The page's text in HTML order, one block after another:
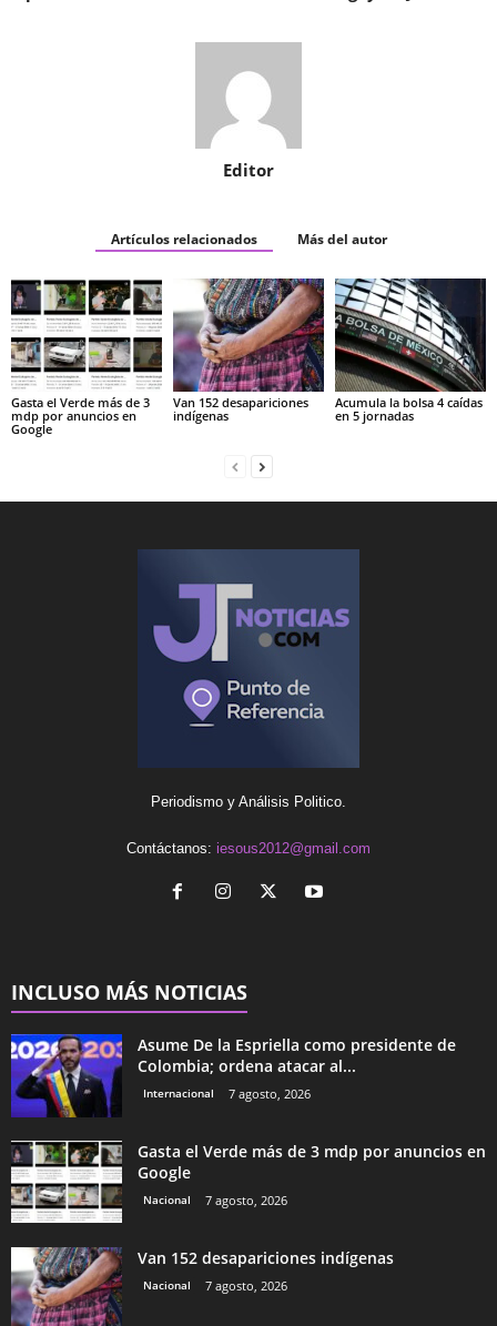
Editor
Artículos relacionados Más del autor
Gasta el Verde más de 3
mdp por anuncios en
Google
Van 152 desapariciones
indígenas
Acumula la bolsa 4 caídas
en 5 jornadas
Periodismo y Análisis Politico.
Contáctanos: iesous2012@gmail.com
INCLUSO MÁS NOTICIAS
Asume De la Espriella como presidente de
Colombia; ordena atacar al...
Internacional 7 agosto, 2026
Gasta el Verde más de 3 mdp por anuncios en
Google
Nacional 7 agosto, 2026
Van 152 desapariciones indígenas
Nacional 7 agosto, 2026